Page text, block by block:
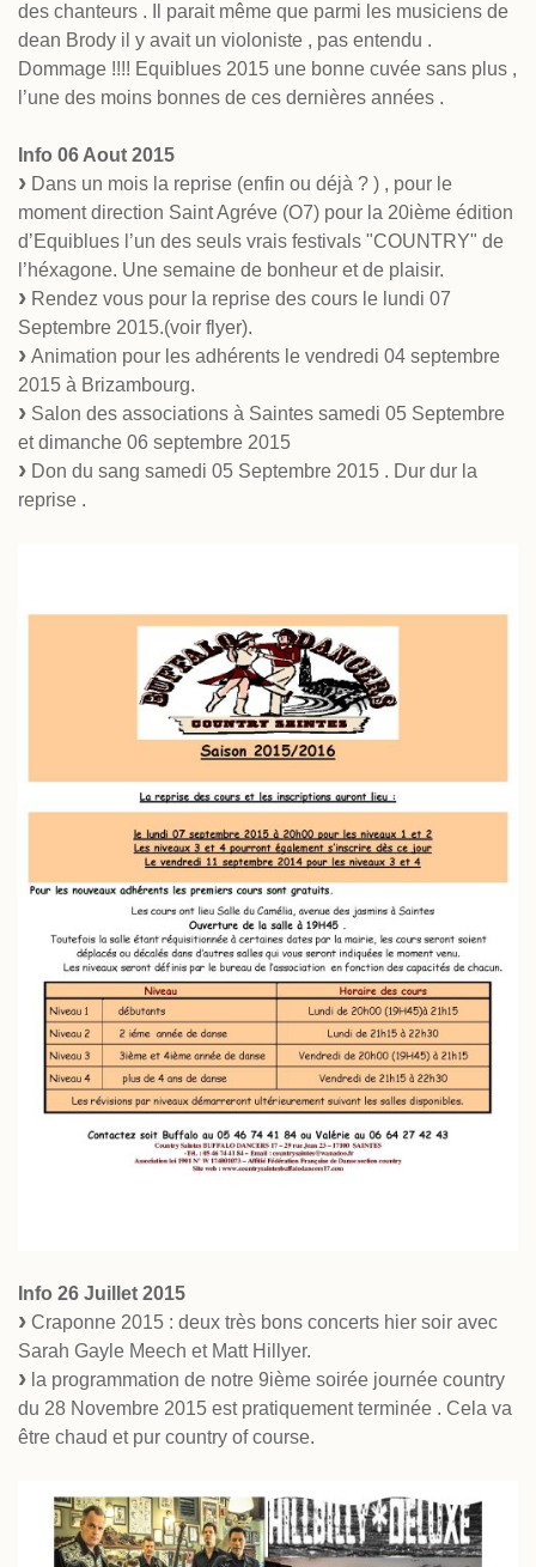
des chanteurs . Il parait même que parmi les musiciens de
dean Brody il y avait un violoniste , pas entendu .
Dommage !!!! Equiblues 2015 une bonne cuvée sans plus ,
l’une des moins bonnes de ces dernières années .
Info 06 Aout 2015
Dans un mois la reprise (enfin ou déjà ? ) , pour le
moment direction Saint Agréve (O7) pour la 20ième édition
d’Equiblues l’un des seuls vrais festivals "COUNTRY" de
l’héxagone. Une semaine de bonheur et de plaisir.
Rendez vous pour la reprise des cours le lundi 07
Septembre 2015.(voir flyer).
Animation pour les adhérents le vendredi 04 septembre
2015 à Brizambourg.
Salon des associations à Saintes samedi 05 Septembre
et dimanche 06 septembre 2015
Don du sang samedi 05 Septembre 2015 . Dur dur la
reprise .
Info 26 Juillet 2015
Craponne 2015 : deux très bons concerts hier soir avec
Sarah Gayle Meech et Matt Hillyer.
la programmation de notre 9ième soirée journée country
du 28 Novembre 2015 est pratiquement terminée . Cela va
être chaud et pur country of course.